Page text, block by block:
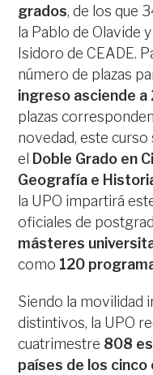
grados, de los que
la Pablo de Olavide
Isidoro de CEADE.
número de plazas
ingreso asciende a
plazas
novedad, este
el Doble Grado en
Geografía e
la UPO impartirá
oficiales de
másteres
como 120
Siendo la movilidad
distintivos, la UPO
cuatrimestre 808
países de los